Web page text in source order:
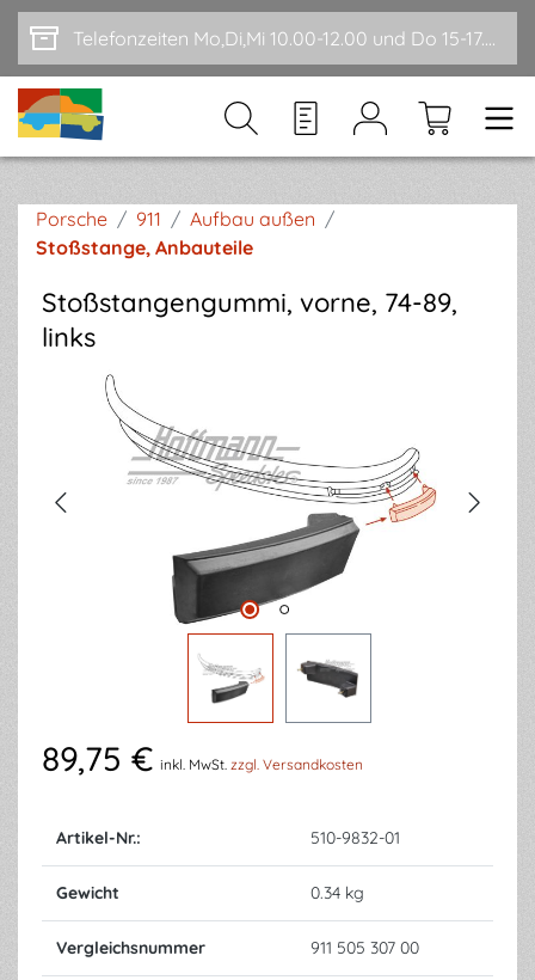
Zum Hauptinhalt springen Telefonzeiten Mo,Di,Mi 10.00-12.00 und Do 15-17.00
Porsche / 911 / Aufbau außen /
Stoßstange, Anbauteile
Stoßstangengummi, vorne, 74-89,
links
Bildergalerie überspringen
89,75 € inkl. MwSt. zzgl. Versandkosten
Artikel-Nr.: 510-9832-01
Gewicht 0.34 kg
Vergleichsnummer 911 505 307 00